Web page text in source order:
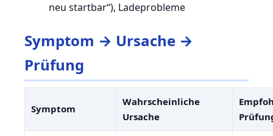
neu startbar“), Ladeprobleme
Symptom → Ursache →
Prüfung
Symptom
Wahrscheinliche
Ursache